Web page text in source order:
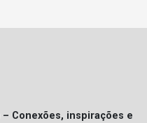
Conexões, inspirações e